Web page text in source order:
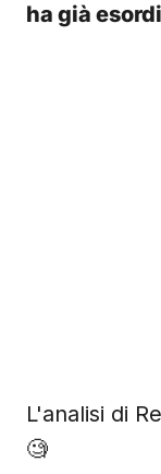
ha già
L'analisi di
🧐